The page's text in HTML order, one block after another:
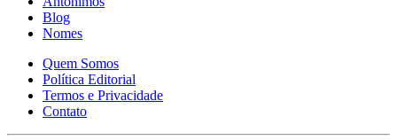
Blog
Nomes
Quem Somos
Política Editorial
Termos e Privacidade
Contato